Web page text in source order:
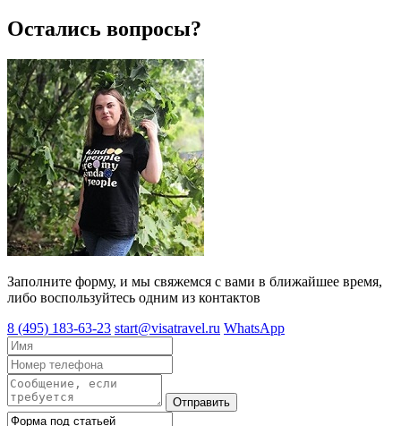
Остались вопросы?
Заполните форму, и мы свяжемся с вами в ближайшее время,
либо воспользуйтесь одним из контактов
8 (495) 183-63-23 start@visatravel.ru WhatsApp
Отправить